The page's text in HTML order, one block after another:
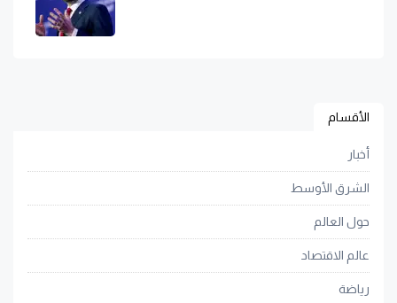
الأقسام
أخبار
الشرق الأوسط
حول العالم
عالم الاقتصاد
رياضة